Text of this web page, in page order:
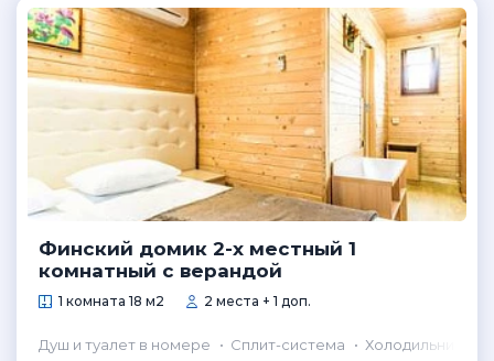
Финский домик 2-х местный 1
комнатный с верандой
1 комната 18 м2 2 места + 1 доп.
Душ и туалет в номере Сплит-система
Холодильник в